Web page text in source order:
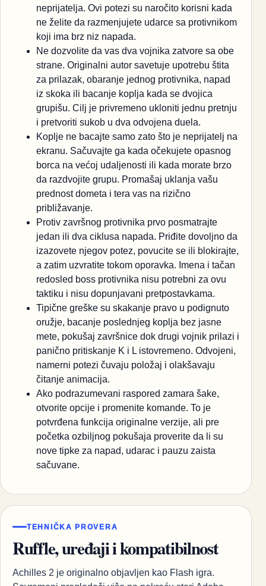
neprijatelja. Ovi potezi su naročito korisni kada
ne želite da razmenjujete udarce sa protivnikom
koji ima brz niz napada.
Ne dozvolite da vas dva vojnika zatvore sa obe
strane. Originalni autor savetuje upotrebu štita
za prilazak, obaranje jednog protivnika, napad
iz skoka ili bacanje koplja kada se dvojica
grupišu. Cilj je privremeno ukloniti jednu pretnju
i pretvoriti sukob u dva odvojena duela.
Koplje ne bacajte samo zato što je neprijatelj na
ekranu. Sačuvajte ga kada očekujete opasnog
borca na većoj udaljenosti ili kada morate brzo
da razdvojite grupu. Promašaj uklanja vašu
prednost dometa i tera vas na rizično
približavanje.
Protiv završnog protivnika prvo posmatrajte
jedan ili dva ciklusa napada. Priđite dovoljno da
izazovete njegov potez, povucite se ili blokirajte,
a zatim uzvratite tokom oporavka. Imena i tačan
redosled boss protivnika nisu potrebni za ovu
taktiku i nisu dopunjavani pretpostavkama.
Tipične greške su skakanje pravo u podignuto
oružje, bacanje poslednjeg koplja bez jasne
mete, pokušaj završnice dok drugi vojnik prilazi i
panično pritiskanje K i L istovremeno. Odvojeni,
namerni potezi čuvaju položaj i olakšavaju
čitanje animacija.
Ako podrazumevani raspored zamara šake,
otvorite opcije i promenite komande. To je
potvrđena funkcija originalne verzije, ali pre
početka ozbiljnog pokušaja proverite da li su
nove tipke za napad, udarac i pauzu zaista
sačuvane.
TEHNIČKA PROVERA
Ruffle, uređaji i kompatibilnost
Achilles 2 je originalno objavljen kao Flash igra.